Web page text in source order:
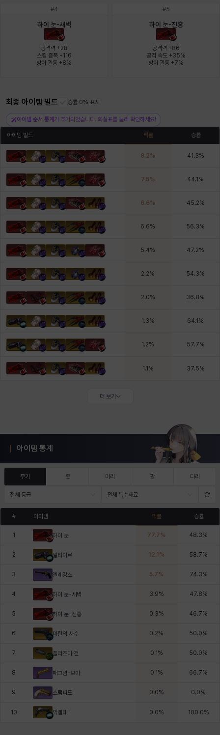
크레이버 타지아
펠릭스 피올로
헤이즈 헨리 현우
#4
하이 눈-새벽
공격력 +28
스킬 증폭 +116
방어 관통 +8%
#5
하이 눈-진홍
공격력 +86
공격 속도 +35%
방어 관통 +7%
최종 아이템 빌드 승률 0% 표시
아이템 순서 통계 가 추가되었습니다. 화살표를 눌러 확인하세요!
아이템 빌드 픽률 승률
8.2% 41.3%
7.5% 44.1 %
6.6% 45.2%
6.6% 56.3%
5.4% 47.2%
2.2% 54.3%
2.0% 36.8%
1.3% 64.1 %
1.2% 57.7%
1.1 % 37.5%
더 보기
아이템 통계
무기 옷 머리 팔 다리
전체 등급 전체 특수재료
# 아이템 픽률 승률
1 하이 눈 77.7% 48.3%
2 알타이르 12.1 % 58.7%
3 엘레강스 5.7% 74.3%
4 하이 눈-새벽 3.9% 47.8%
5 하이 눈-진홍 0.3% 46.7%
6 마탄의 사수 0.2% 50.0%
7 플라즈마 건 0.1 % 50.0%
8 매그넘-보아 0.1 % 66.7%
9 스탬피드 0.0% 0.0%
10 악켈테 0.0% 100.0%